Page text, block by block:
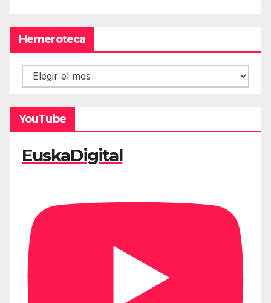
Hemeroteca
Hemeroteca
YouTube
EuskaDigital